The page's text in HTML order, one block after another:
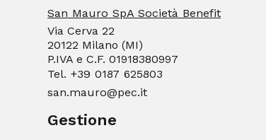
San Mauro SpA Società Benefit
Via Cerva 22
20122 Milano (MI)
P.IVA e C.F. 01918380997
Tel. +39 0187 625803
san.mauro@pec.it
Gestione